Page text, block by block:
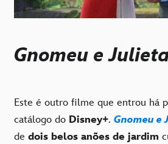
Gnomeu e
Este é outro filme que entrou há
catálogo do Disney+. Gnomeu e
de dois belos anões de jardim